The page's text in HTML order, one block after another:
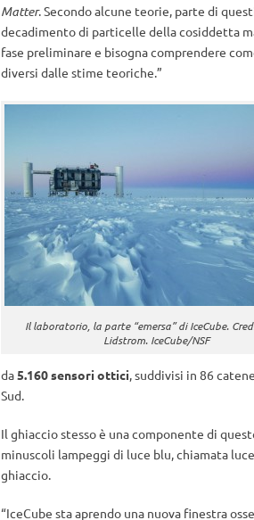
Matter. Secondo alcune teorie, parte di
decadimento di particelle della cosiddetta
fase preliminare e bisogna comprendere
diversi dalle stime teoriche.”
Il laboratorio, la parte “emersa” di IceCube.
Lidstrom. IceCube/NSF
da5.160 sensori ottici, suddivisi in 86
Sud.
Il ghiaccio stesso è una componente di
minuscoli lampeggi di luce blu, chiamata
ghiaccio.
“IceCube sta aprendo una nuova finestra